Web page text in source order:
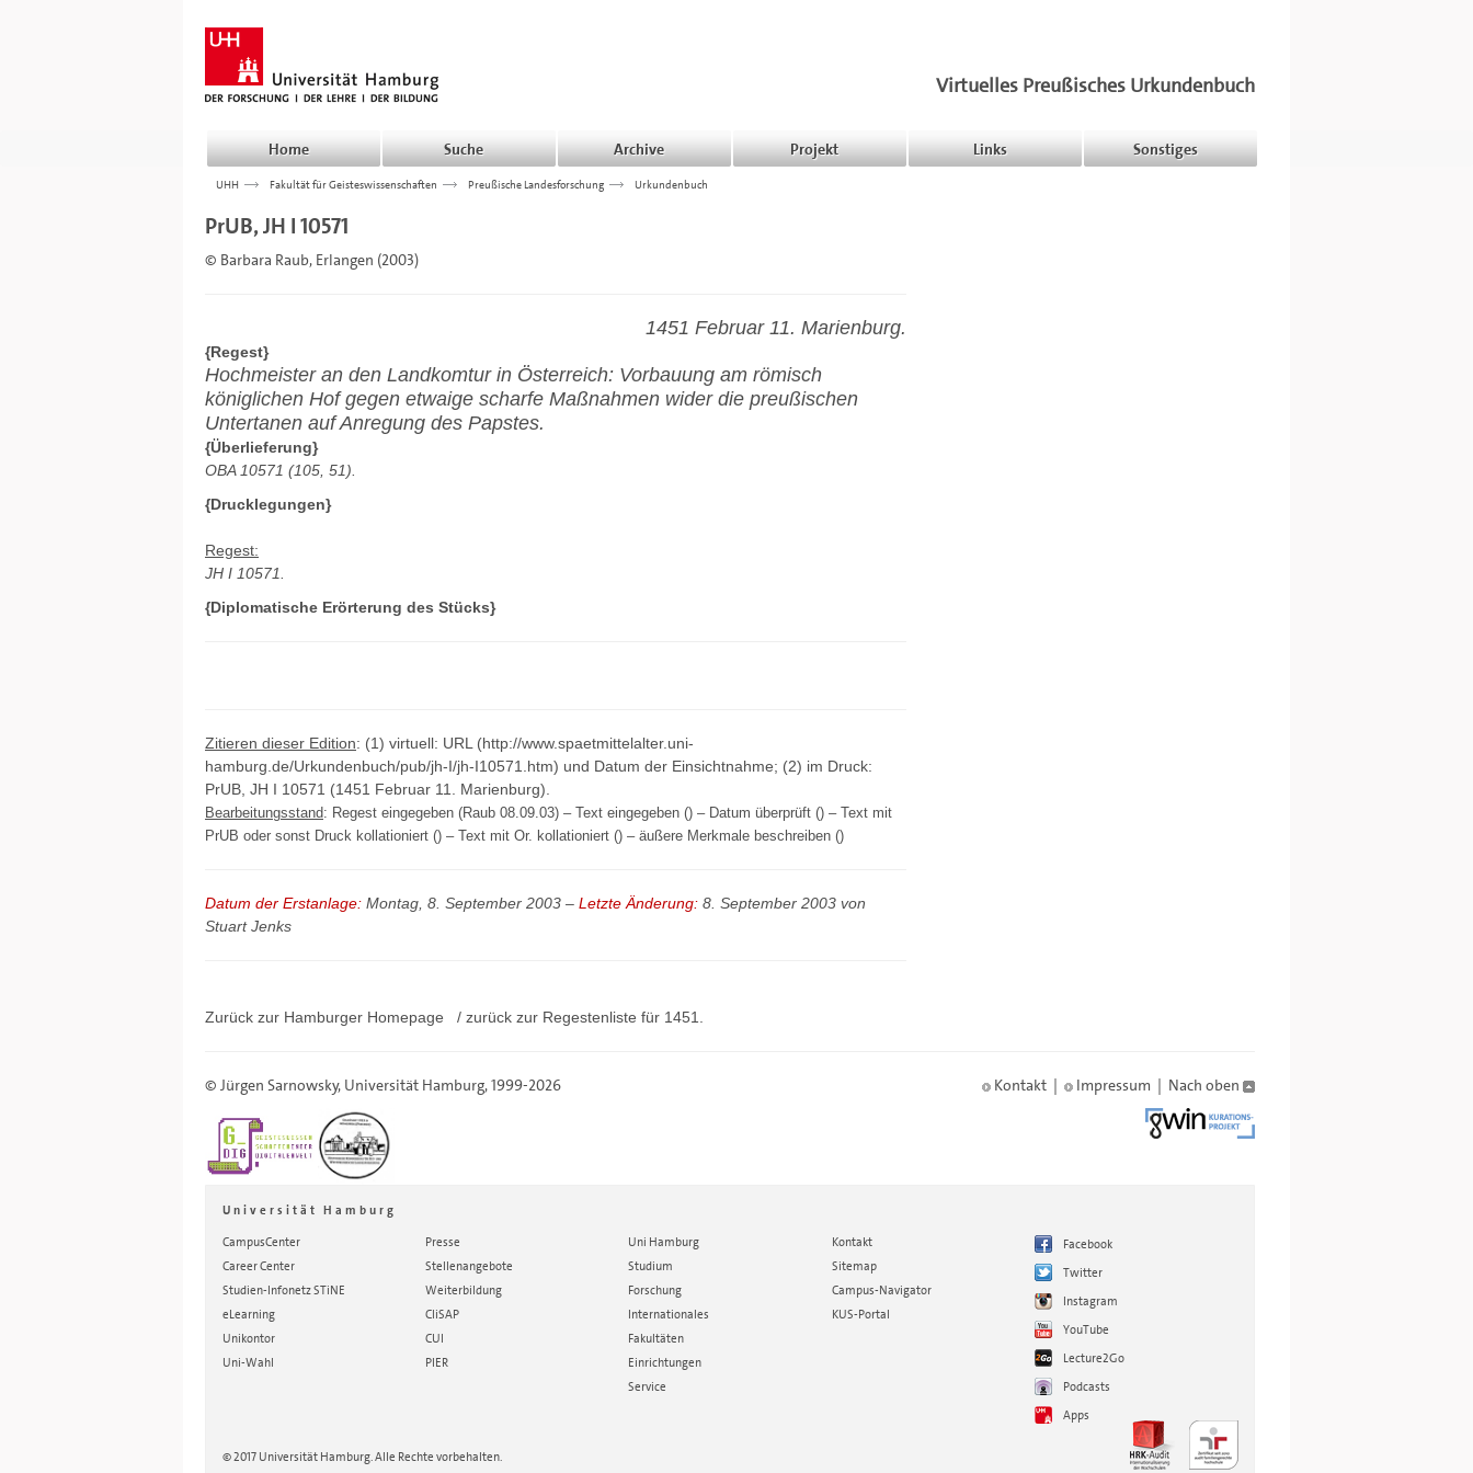
Virtuelles Preußisches Urkundenbuch
Home Suche Archive Projekt Links Sonstiges
UHH >>> Fakultät für Geisteswissenschaften >>> Preußische Landesforschung >>> Urkundenbuch
PrUB, JH I 10571
© Barbara Raub, Erlangen (2003)
1451 Februar 11. Marienburg.
{Regest}
Hochmeister an den Landkomtur in Österreich: Vorbauung am römisch
königlichen Hof gegen etwaige scharfe Maßnahmen wider die preußischen
Untertanen auf Anregung des Papstes.
{Überlieferung}
OBA 10571 (105, 51).
{Drucklegungen}
Regest:
JH I 10571.
{Diplomatische Erörterung des Stücks}
Zitieren dieser Edition: (1) virtuell: URL (http://www.spaetmittelalter.uni-
hamburg.de/Urkundenbuch/pub/jh-I/jh-I10571.htm) und Datum der Einsichtnahme; (2) im Druck:
PrUB, JH I 10571 (1451 Februar 11. Marienburg).
Bearbeitungsstand: Regest eingegeben (Raub 08.09.03) – Text eingegeben () – Datum überprüft () – Text mit
PrUB oder sonst Druck kollationiert () – Text mit Or. kollationiert () – äußere Merkmale beschreiben ()
Datum der Erstanlage: Montag, 8. September 2003 – Letzte Änderung: 8. September 2003 von
Stuart Jenks
Zurück zur Hamburger Homepage / zurück zur Regestenliste für 1451.
© Jürgen Sarnowsky, Universität Hamburg, 1999-2026 Kontakt | Impressum | Nach oben